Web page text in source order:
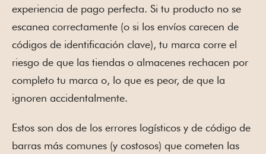
experiencia de pago perfecta. Si tu producto no se
escanea correctamente (o si los envíos carecen de
códigos de identificación clave), tu marca corre el
riesgo de que las tiendas o almacenes rechacen por
completo tu marca o, lo que es peor, de que la
ignoren accidentalmente.
Estos son dos de los errores logísticos y de código de
barras más comunes (y costosos) que cometen las